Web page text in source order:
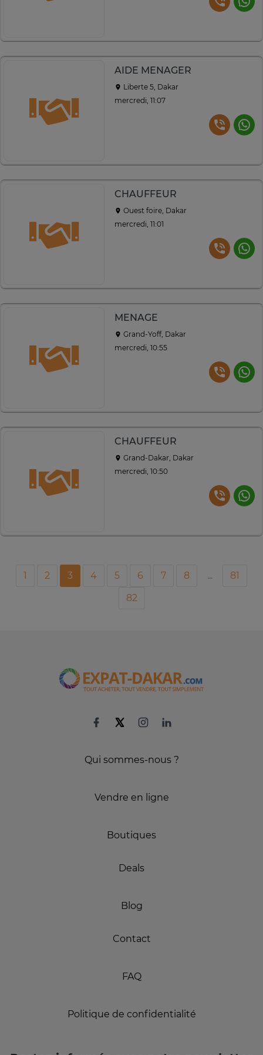
AIDE MENAGER
Liberte 5, Dakar
mercredi, 11:07
CHAUFFEUR
Ouest foire, Dakar
mercredi, 11:01
MENAGE
Grand-Yoff, Dakar
mercredi, 10:55
CHAUFFEUR
Grand-Dakar, Dakar
mercredi, 10:50
1 2 3 4 5 6 7 8 ...
81
82
Qui sommes-nous ?
Vendre en ligne
Boutiques
Deals
Blog
Contact
FAQ
Politique de confidentialité